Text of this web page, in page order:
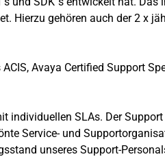
gehören auch der 2 x
Avaya Certified Support
SLAs. Der
Service- und
unseres Support-